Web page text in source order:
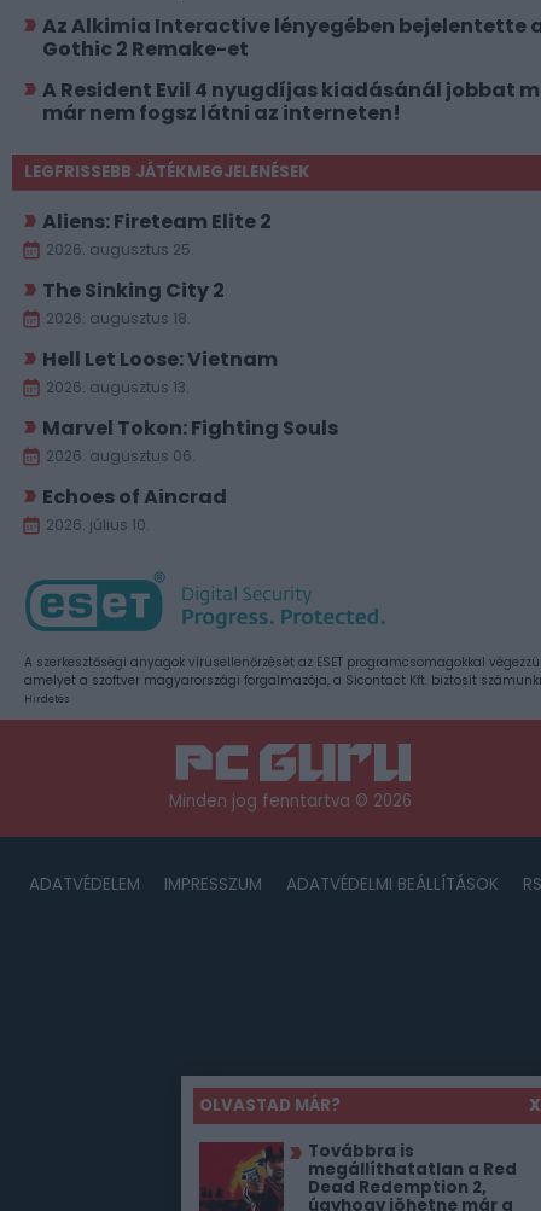
OLVASTAD MÁR?
X
Továbbra is
megállíthatatlan a Red
Dead Redemption 2,
úgyhogy jöhetne már a
Az Alkimia Interactive lényegében bejelentette
Gothic 2 Remake-et
A Resident Evil 4 nyugdíjas kiadásánál jobbat
már nem fogsz látni az interneten!
LEGFRISSEBB JÁTÉKMEGJELENÉSEK
Aliens: Fireteam Elite 2
2026. augusztus 25.
The Sinking City 2
2026. augusztus 18.
Hell Let Loose: Vietnam
2026. augusztus 13.
Marvel Tokon: Fighting Souls
2026. augusztus 06.
Echoes of Aincrad
2026. július 10.
A szerkesztőségi anyagok vírusellenőrzését az ESET programcsomagokkal
amelyet a szoftver magyarországi forgalmazója, a Sicontact Kft. biztosít
Hirdetés
Minden jog fenntartva © 2026
ADATVÉDELEM IMPRESSZUM ADATVÉDELMI BEÁLLÍTÁSOK